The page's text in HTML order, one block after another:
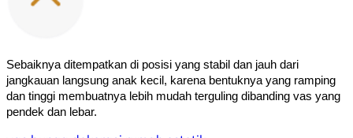
Sebaiknya ditempatkan di posisi yang stabil dan jauh dari
jangkauan langsung anak kecil, karena bentuknya yang ramping
dan tinggi membuatnya lebih mudah terguling dibanding vas yang
pendek dan lebar.